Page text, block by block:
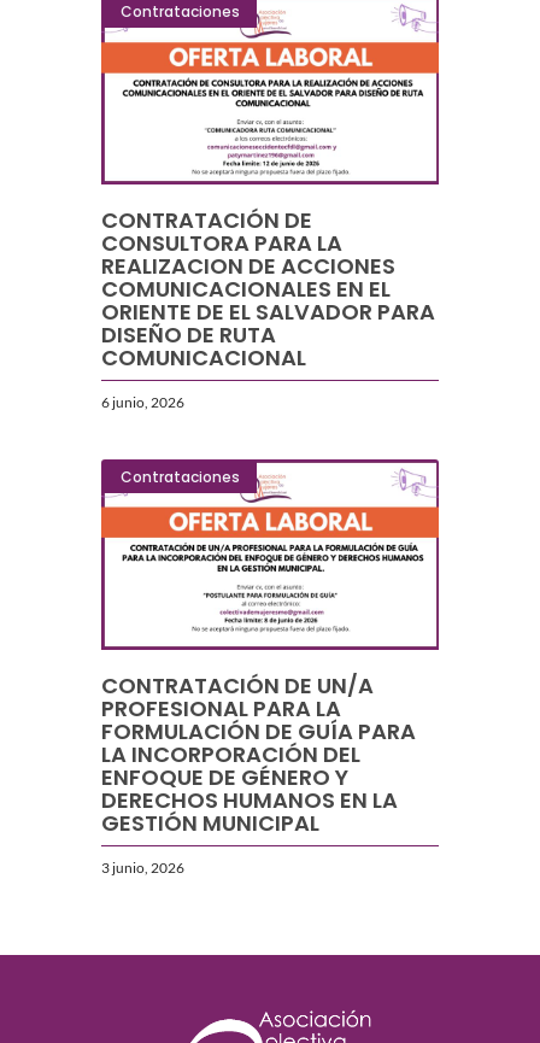
Contrataciones
CONTRATACIÓN DE
CONSULTORA PARA LA
REALIZACION DE ACCIONES
COMUNICACIONALES EN EL
ORIENTE DE EL SALVADOR PARA
DISEÑO DE RUTA
COMUNICACIONAL
6 junio, 2026
Contrataciones
CONTRATACIÓN DE UN/A
PROFESIONAL PARA LA
FORMULACIÓN DE GUÍA PARA
LA INCORPORACIÓN DEL
ENFOQUE DE GÉNERO Y
DERECHOS HUMANOS EN LA
GESTIÓN MUNICIPAL
3 junio, 2026